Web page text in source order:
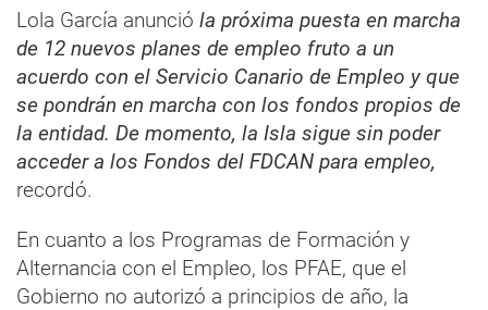
Lola García anunció la próxima puesta en marcha
de 12 nuevos planes de empleo fruto a un
acuerdo con el Servicio Canario de Empleo y que
se pondrán en marcha con los fondos propios de
la entidad. De momento, la Isla sigue sin poder
acceder a los Fondos del FDCAN para empleo,
recordó.
En cuanto a los Programas de Formación y
Alternancia con el Empleo, los PFAE, que el
Gobierno no autorizó a principios de año, la